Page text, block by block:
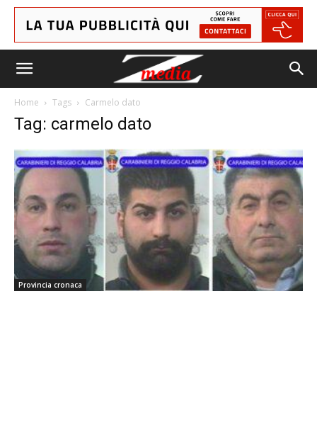
Home Tags Carmelo dato
Tag: carmelo dato
Provincia cronaca